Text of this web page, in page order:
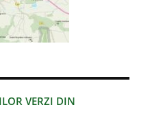
VERZI DIN